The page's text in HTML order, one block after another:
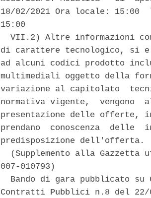
18/02/2021 Ora locale:
15:00
VII.2) Altre informazioni
di carattere tecnologico, si
ad alcuni codici prodotto
multimediali oggetto della
variazione al capitolato
normativa vigente,
presentazione delle offerte,
prendano  conoscenza  delle
predisposizione dell'offerta.
(Supplemento alla Gazzetta
007-010793)
Bando di gara pubblicato su
Contratti Pubblici n.8 del 22/